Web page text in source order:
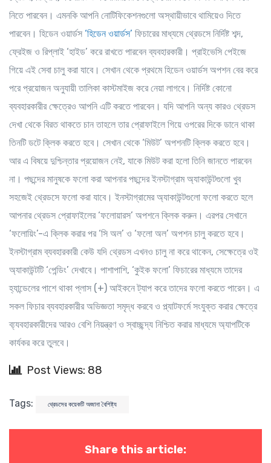
নিতে পারবেন। এমনকি আপনি নোটিফিকেশনগুলো অস্থায়ীভাবে থামিয়েও দিতে
পারবেন। হিডেন ওয়ার্ডস ‘হিডেন ওয়ার্ডস’ ফিচারের মাধ্যমে থ্রেডসে নির্দিষ্ট শব্দ,
ফ্রেইজ ও রিপ্লাই ‘হাইড’ করে রাখতে পারবেন ব্যবহারকারী। প্রাইভেসি পেইজে
গিয়ে এই সেবা চালু করা যাবে। সেখান থেকে প্রথমে হিডেন ওয়ার্ডস অপশন বের করে
পরে প্রয়োজন অনুযায়ী তালিকা কাস্টমাইজ করে নেয়া লাগবে। নির্দিষ্ট কোনো
ব্যবহারকারীর ক্ষেত্রেও আপনি এটি করতে পারবেন। যদি আপনি অন্য কারও থ্রেডস
দেখা থেকে বিরত থাকতে চান তাহলে তার প্রোফাইলে গিয়ে ওপরের দিকে ডানে থাকা
তিনটি ডটে ক্লিক করতে হবে। সেখান থেকে ‘মিউট’ অপশনটি ক্লিক করতে হবে।
আর এ বিষয়ে দুশ্চিন্তার প্রয়োজন নেই, যাকে মিউট করা হলো তিনি জানতে পারবেন
না। পছন্দের মানুষকে ফলো করা আপনার পছন্দের ইনস্টাগ্রাম অ্যাকাউন্টগুলো খুব
সহজেই থ্রেডসে ফলো করা যাবে। ইনস্টাগ্রামের অ্যাকাউন্টগুলো ফলো করতে হলে
আপনার থ্রেডস প্রোফাইলের ‘ফলোয়ারস’ অপশনে ক্লিক করুন। এরপর সেখানে
‘ফলোয়িং’-এ ক্লিক করার পর ‘সি অল’ ও ‘ফলো অল’ অপশন চালু করতে হবে।
ইনস্টাগ্রাম ব্যবহারকারী কেউ যদি থ্রেডস এখনও চালু না করে থাকেন, সেক্ষেত্রে ওই
অ্যাকাউন্টটি ‘পেন্ডিং’ দেখাবে। পাশাপাশি, ‘কুইক ফলো’ ফিচারের মাধ্যমে তাদের
হ্যান্ডেলের পাশে থাকা প্লাস (+) আইকনে ট্যাপ করে তাদের ফলো করতে পারেন। এ
সকল ফিচার ব্যবহারকারীর অভিজ্ঞতা সমৃদ্ধ করবে ও প্ল্যাটফর্মে সংযুক্ত করার ক্ষেত্রে
ব্য্যবহারকারীদের আরও বেশি নিয়ন্ত্রণ ও স্বাচ্ছন্দ্য নিশ্চিত করার মাধ্যমে অ্যাপটিকে
কার্যকর করে তুলবে।
Post Views: 88
Tags: থ্রেডসের কয়েকটি অজানা বৈশিষ্ট্য
Share this article: